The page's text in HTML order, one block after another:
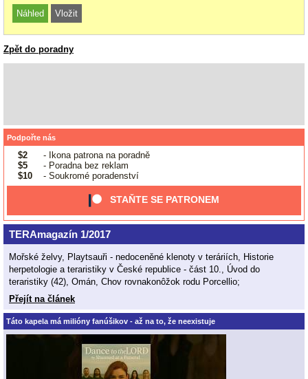
Zpět do poradny
Podpořte nás
$2
- Ikona patrona na poradně
$5
- Poradna bez reklam
$10
- Soukromé poradenství
STAŇTE SE PATRONEM
TERAmagazín 1/2017
Mořské želvy, Playtsauři - nedoceněné klenoty v teráriích, Historie
herpetologie a teraristiky v České republice - část 10., Úvod do
teraristiky (42), Omán, Chov rovnakonôžok rodu Porcellio;
Přejít na článek
Táto kapela má milióny fanúšikov - až na to, že neexistuje